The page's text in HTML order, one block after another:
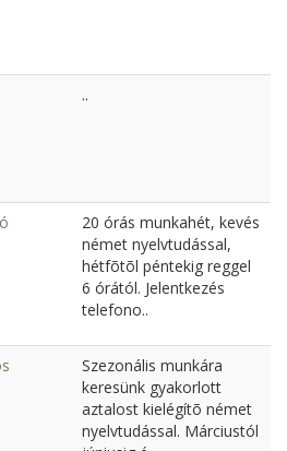
..
20 órás munkahét, kevés
német nyelvtudással,
hétfõtõl péntekig reggel
6 órától. Jelentkezés
telefono..
Szezonális munkára
keresünk gyakorlott
aztalost kielégítõ német
nyelvtudással. Márciustól